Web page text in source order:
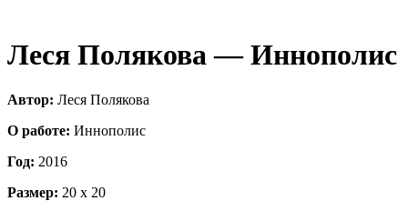
Леся Полякова — Иннополис
Автор: Леся Полякова
О работе: Иннополис
Год: 2016
Размер: 20 х 20